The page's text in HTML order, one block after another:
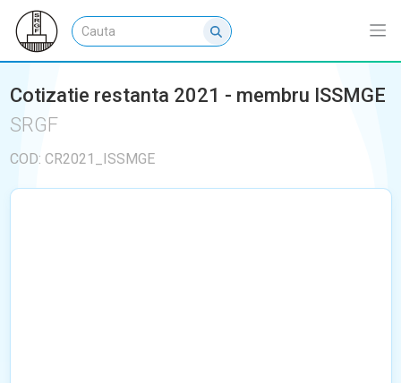
Cotizatie restanta 2021 - membru ISSMGE
SRGF
COD: CR2021_ISSMGE